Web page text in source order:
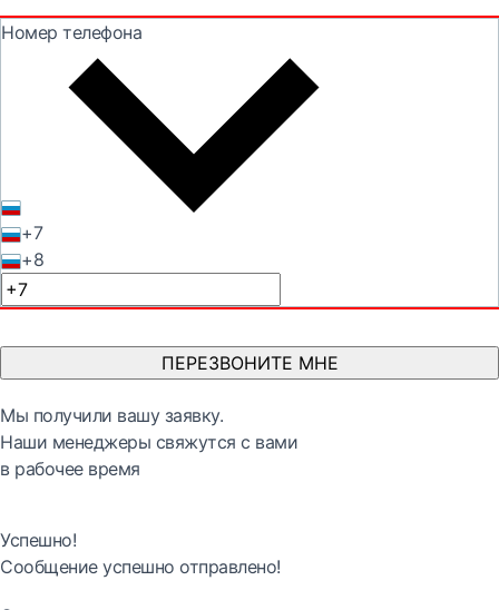
Номер телефона
+7
+8
ПЕРЕЗВОНИТЕ МНЕ
Мы получили вашу заявку.
Наши менеджеры свяжутся с вами
в рабочее время
Успешно!
Сообщение успешно отправлено!